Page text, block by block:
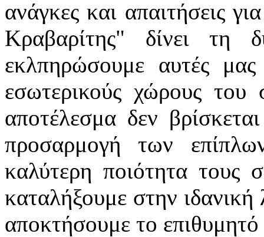
ανάγκες και απαιτήσεις
Κραβαρίτης" δίνει τη
εκλπηρώσουμε αυτές
εσωτερικούς χώρους του
αποτέλεσμα δεν
προσαρμογή των
καλύτερη ποιότητα τους
καταλήξουμε στην
αποκτήσουμε το